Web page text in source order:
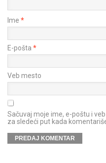
Ime *
E-pošta *
Veb mesto
Sačuvaj moje ime, e-poštu i
za sledeći put kada